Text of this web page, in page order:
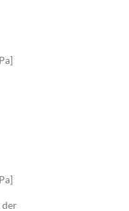
der